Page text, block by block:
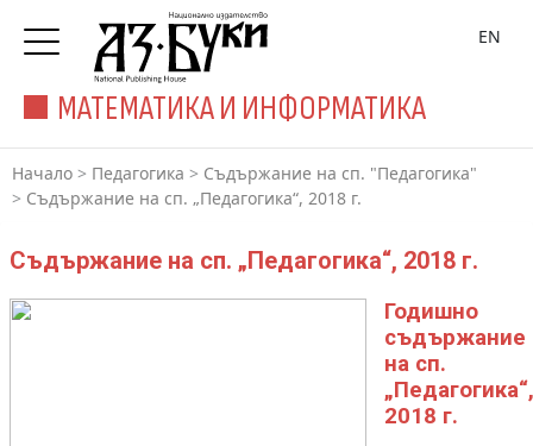
МАТЕМАТИКА И ИНФОРМАТИКА
EN
Начало > Педагогика > Съдържание на сп. "Педагогика"
> Съдържание на сп. „Педагогика“, 2018 г.
Съдържание на сп. „Педагогика“, 2018 г.
Годишно
съдържание
на сп.
„Педагогика“,
2018 г.